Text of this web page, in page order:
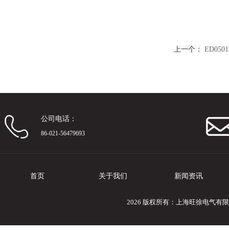
上一个：
公司电话：
86-021-56479693
首页 关于我们 新闻资讯
2026 版权所有：上海旺徐电气有